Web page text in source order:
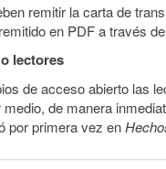
remitir la carta de
en PDF a través
lectores
de acceso abierto las
medio, de manera
por primera vez en